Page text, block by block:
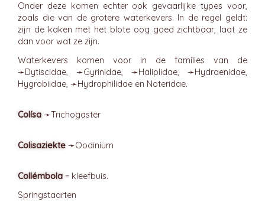
Onder deze komen echter ook gevaarlijke types voor,
zoals die van de grotere waterkevers. In de regel geldt:
zijn de kaken met het blote oog goed zichtbaar, laat ze
dan voor wat ze zijn.
Waterkevers komen voor in de families van de
➛Dytiscidae, ➛Gyrinidae, ➛Haliplidae, ➛Hydraenidae,
Hygrobiidae, ➛Hydrophilidae en Noteridae.
Colísa ➛Trichogaster
Colisaziekte ➛Oodinium
Collémbola = kleefbuis.
Springstaarten